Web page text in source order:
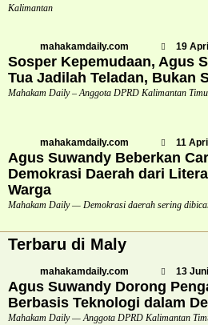
Kalimantan
mahakamdaily.com 19
Sosper Kepemudaan, Agus
Tua Jadilah Teladan, Bukan
Mahakam Daily – Anggota DPRD Kalimantan
mahakamdaily.com 11
Agus Suwandy Beberkan
Demokrasi Daerah dari
Warga
Mahakam Daily — Demokrasi daerah sering
Terbaru di Maly
mahakamdaily.com 13
Agus Suwandy Dorong
Berbasis Teknologi dalam
Mahakam Daily — Anggota DPRD Kalimantan